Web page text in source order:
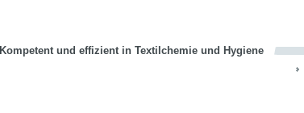
Kompetent und effizient in Textilchemie und Hygiene